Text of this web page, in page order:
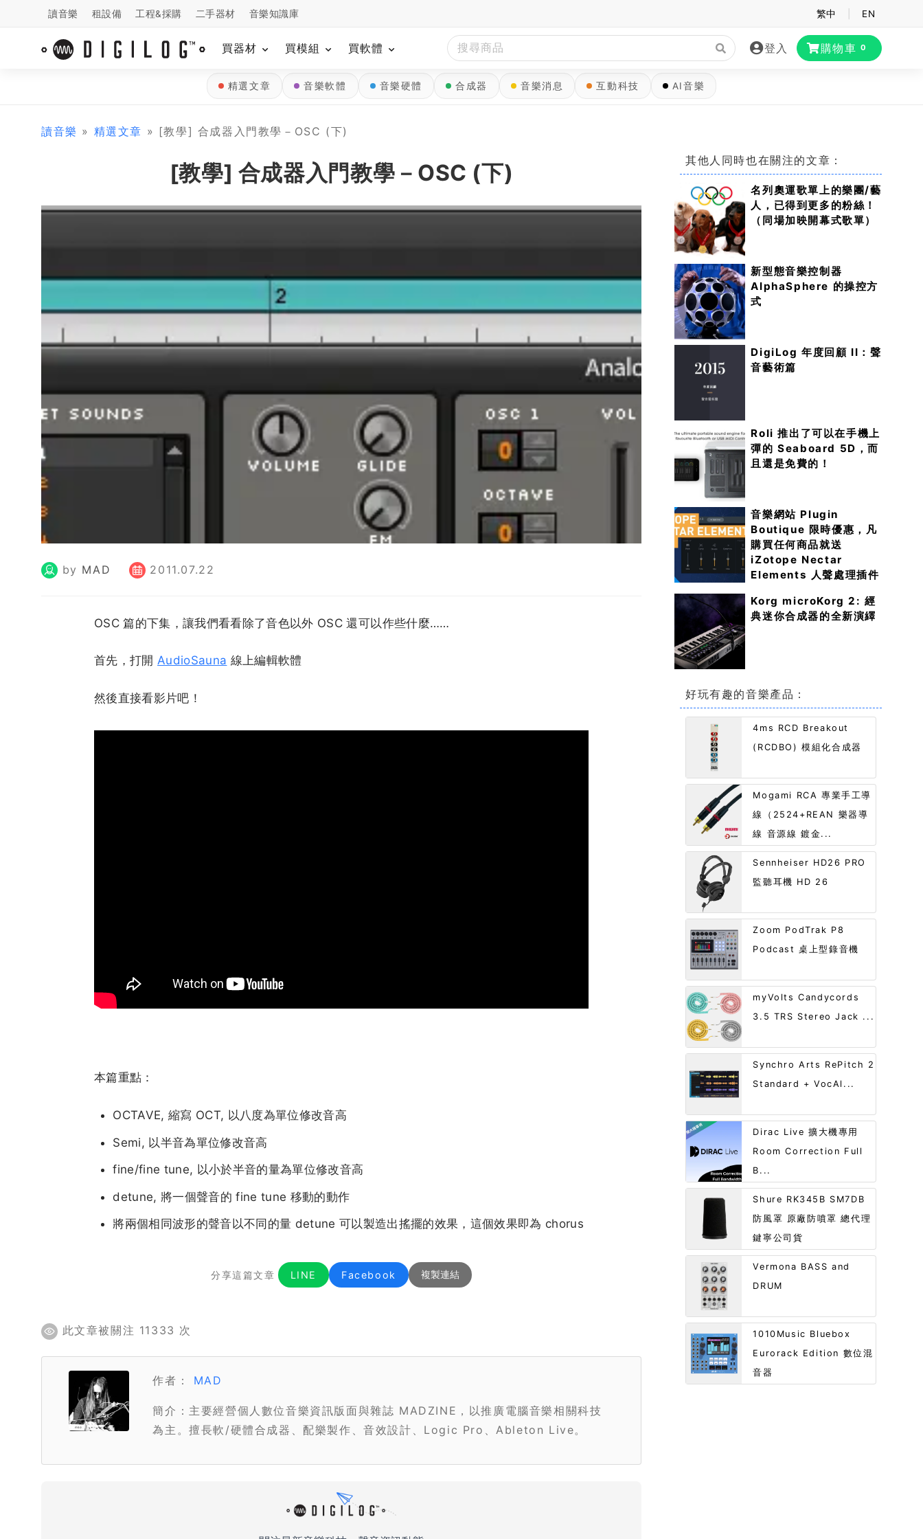
讀音樂 租設備 工程&採購 二手器材 音樂知識庫 繁中 EN
買器材 買模組 買軟體 登入 購物車 0
精選文章 音樂軟體 音樂硬體 合成器 音樂消息 互動科技 AI音樂
讀音樂 » 精選文章 » [教學] 合成器入門教學－OSC (下)
[教學] 合成器入門教學－OSC (下)
by MAD 2011.07.22
OSC 篇的下集，讓我們看看除了音色以外 OSC 還可以作些什麼……
首先，打開AudioSauna 線上編輯軟體
然後直接看影片吧！
本篇重點：
OCTAVE, 縮寫 OCT, 以八度為單位修改音高
Semi, 以半音為單位修改音高
fine/fine tune, 以小於半音的量為單位修改音高
detune, 將一個聲音的 fine tune 移動的動作
將兩個相同波形的聲音以不同的量 detune 可以製造出搖擺的效果，這個效果即為 chorus
分享這篇文章 LINE Facebook 複製連結
此文章被關注 11333 次
作者： MAD
簡介：主要經營個人數位音樂資訊版面與雜誌 MADZINE，以推廣電腦音樂相關科技
為主。擅長軟/硬體合成器、配樂製作、音效設計、Logic Pro、Ableton Live。
其他人同時也在關注的文章：
名列奧運歌單上的樂團/藝
人，已得到更多的粉絲！
（同場加映開幕式歌單）
新型態音樂控制器
AlphaSphere 的操控方
式
DigiLog 年度回顧 II：聲
音藝術篇
Roli 推出了可以在手機上
彈的 Seaboard 5D，而
且還是免費的！
音樂網站 Plugin
Boutique 限時優惠，凡
購買任何商品就送
iZotope Nectar
Elements 人聲處理插件
Korg microKorg 2: 經
典迷你合成器的全新演繹
好玩有趣的音樂產品：
4ms RCD Breakout
(RCDBO) 模組化合成器
Mogami RCA 專業手工導
線（2524+REAN 樂器導
線 音源線 鍍金...
Sennheiser HD26 PRO
監聽耳機 HD 26
Zoom PodTrak P8
Podcast 桌上型錄音機
myVolts Candycords
3.5 TRS Stereo Jack ...
Synchro Arts RePitch 2
Standard + VocAl...
Dirac Live 擴大機專用
Room Correction Full
B...
Shure RK345B SM7DB
防風罩 原廠防噴罩 總代理
鍵寧公司貨
Vermona BASS and
DRUM
1010Music Bluebox
Eurorack Edition 數位混
音器